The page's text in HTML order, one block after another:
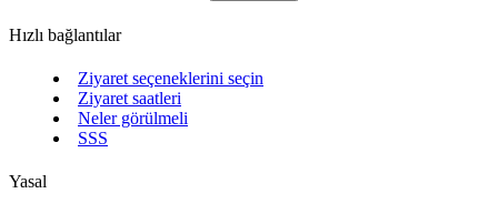
Hızlı bağlantılar
Ziyaret seçeneklerini seçin
Ziyaret saatleri
Neler görülmeli
SSS
Yasal